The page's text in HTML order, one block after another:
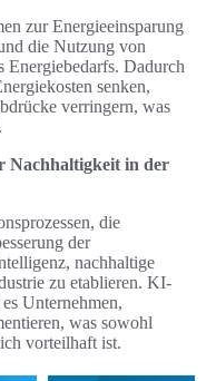
zur Energieeinsparung
die Nutzung von
Energiebedarfs. Dadurch
senken,
verringern, was
Nachhaltigkeit in der
die
der
nachhaltige
zu etablieren. KI-
Unternehmen,
was sowohl
vorteilhaft ist.